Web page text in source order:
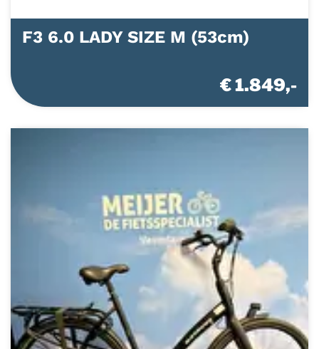
F3 6.0 LADY SIZE M (53cm)
€ 1.849,-